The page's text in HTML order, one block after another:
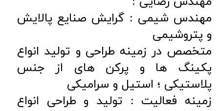
مهندس شیمی : گرایش صنایع پالایش
و پتروشیمی
متخصص در زمینه طراحی و تولید انواع
پکینگ ها و پرکن های از جنس
پلاستیکی ؛ استیل و سرامیکی
زمینه فعالیت : تولید و طراحی انواع